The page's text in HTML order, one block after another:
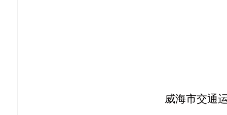
威海市交通运输